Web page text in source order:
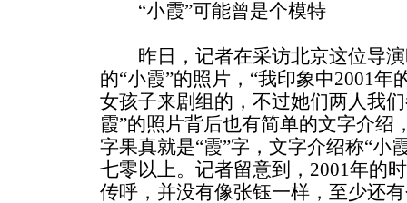
“小霞”可能曾是个模特
昨日，记者在采访北京这位导演
的“小霞”的照片，“我印象中2001年
女孩子来剧组的，不过她们两人我
霞”的照片背后也有简单的文字介绍
字果真就是“霞”字，文字介绍称“小
七零以上。记者留意到，2001年的
传呼，并没有像张钰一样，至少还